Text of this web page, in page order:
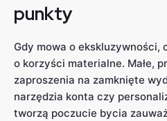
punkty
Gdy mowa o ekskluzywności,
o korzyści materialne. Małe,
zaproszenia na zamknięte
narzędzia konta czy
tworzą poczucie bycia